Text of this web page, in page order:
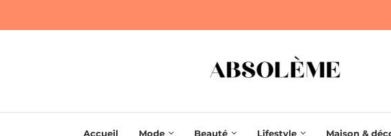
Accueil Mode Beauté Lifestyle Maison &